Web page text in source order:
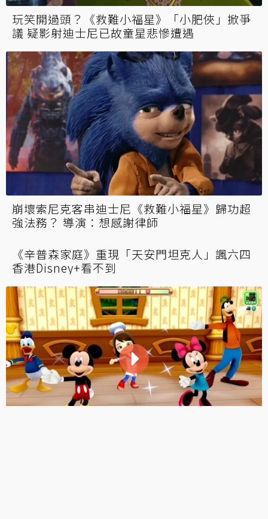
玩笑開過頭？《救難小福星》「小肥俠」掀爭
議 疑影射迪士尼已故童星悲慘遭遇
崩壞索尼克客串迪士尼《救難小福星》歸功超
強法務？ 導演：想感謝律師
《辛普森家庭》重現「天安門坦克人」諷六四